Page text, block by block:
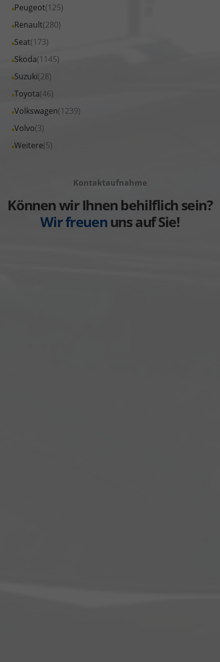
anzeigen
Nissan
anzeigen
Fahrzeuge
Opel
anzeigen
Peugeot(125)
Alle
Fahrzeuge
Peugeot
anzeigen
Renault(280)
Alle
Fahrzeuge
Renault
anzeigen
Seat(173)
Alle
Fahrzeuge
Seat
anzeigen
Skoda(1145)
Alle
Fahrzeuge
Skoda
anzeigen
Suzuki(28)
Alle
Fahrzeuge
Suzuki
anzeigen
Toyota(46)
Alle
Fahrzeuge
Toyota
anzeigen
Volkswagen(1239)
Alle
Fahrzeuge
Volkswagen
Volvo(3)
Alle
Fahrzeuge
Weitere(5)
Alle
anzeigen
Kontaktaufnahme
Können wir Ihnen behilflich sein?
Wir freuenuns auf Sie!